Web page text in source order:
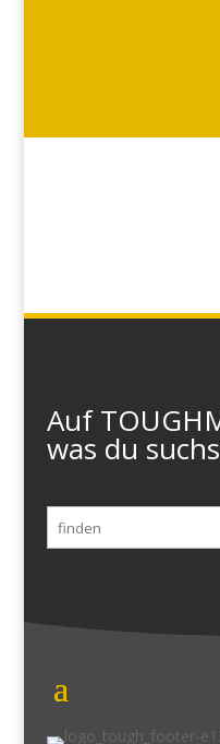
Auf
was du
Suchen
nach: